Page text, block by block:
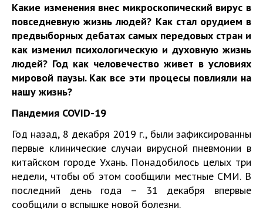
Какие изменения внес микроскопический вирус в
повседневную жизнь людей? Как стал орудием в
предвыборных дебатах самых передовых стран и
как изменил психологическую и духовную жизнь
людей? Год как человечество живет в условиях
мировой паузы. Как все эти процесы повлияли на
нашу жизнь?
Пандемия COVID-19
Год назад, 8 декабря 2019 г., были зафиксированны
первые клинические случаи вирусной пневмонии в
китайском городе Ухань. Понадобилось целых три
недели, чтобы об этом сообщили местные СМИ. В
последний день года – 31 декабря впервые
сообщили о вспышке новой болезни.